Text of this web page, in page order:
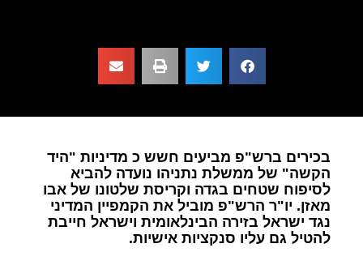
בכירים ברש"פ מביעים חשש כ מדיניות "היד
הקשה" של ממשלת נתניהו נועדה להביא
לסיפוח שטחים בגדה וקריסת שלטונו של אבו
מאזן. יו"ר הרש"פ מוביל את הקמפיין המדיני
נגד ישראל בזירה הבינלאומית וישראל חייבת
להטיל גם עליו סנקציות אישיות.